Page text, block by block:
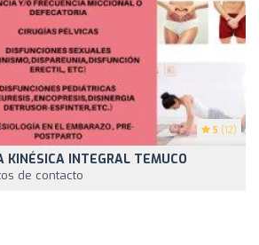
5 (12)
KINÉSICA INTEGRAL TEMUCO
de contacto